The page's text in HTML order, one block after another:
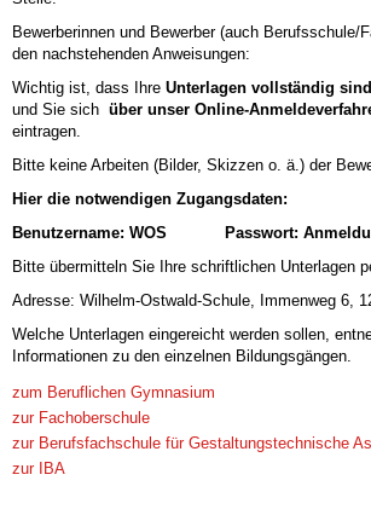
Bewerberinnen und Bewerber (auch Berufsschule/
den nachstehenden Anweisungen:
Wichtig ist, dass Ihre Unterlagen vollständig sind
und Sie sich über unser Online-
eintragen.
Bitte keine Arbeiten (Bilder, Skizzen o. ä.) der
Hier die notwendigen Zugangsdaten:
Benutzername: WOS Passwort:
Bitte übermitteln Sie Ihre schriftlichen Unterlagen
Adresse: Wilhelm-Ostwald-Schule, Immenweg 6,
Welche Unterlagen eingereicht werden sollen,
Informationen zu den einzelnen Bildungsgängen.
zum Beruflichen Gymnasium
zur Fachoberschule
zur Berufsfachschule für Gestaltungstechnische
zur IBA